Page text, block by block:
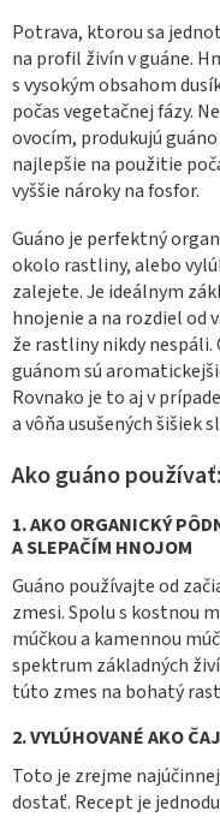
Potrava, ktorou sa
na profil živín v guáne.
s vysokým obsahom
počas vegetačnej fázy.
ovocím, produkujú
najlepšie na použitie
vyššie nároky na fosfor.
Guáno je perfektný
okolo rastliny, alebo
zalejete. Je ideálnym
hnojenie a na rozdiel od
že rastliny nikdy nespáli.
guánom sú
Rovnako je to aj v
a vôňa usušených šišiek
Ako guáno používať:
1. AKO ORGANICKÝ
A SLEPAČÍM HNOJOM
Guáno používajte od
zmesi. Spolu s kostnou
múčkou a kamennou
spektrum základných
túto zmes na bohatý
2. VYLÚHOVANÉ AKO ČAJ
Toto je zrejme
dostať. Recept je